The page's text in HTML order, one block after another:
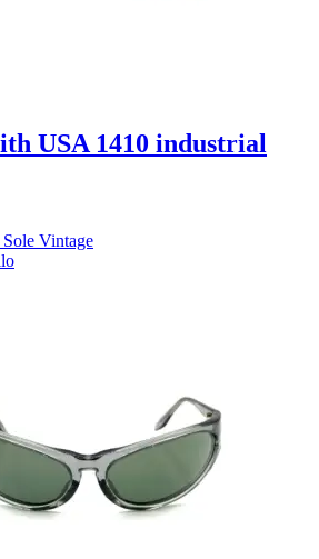
USA 1410 industrial
Vintage